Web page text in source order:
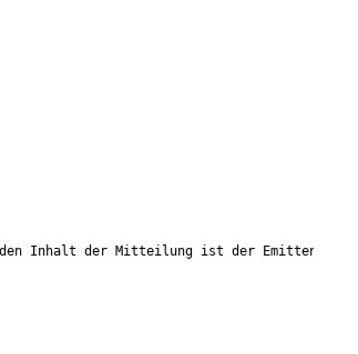
den Inhalt der Mitteilung ist der